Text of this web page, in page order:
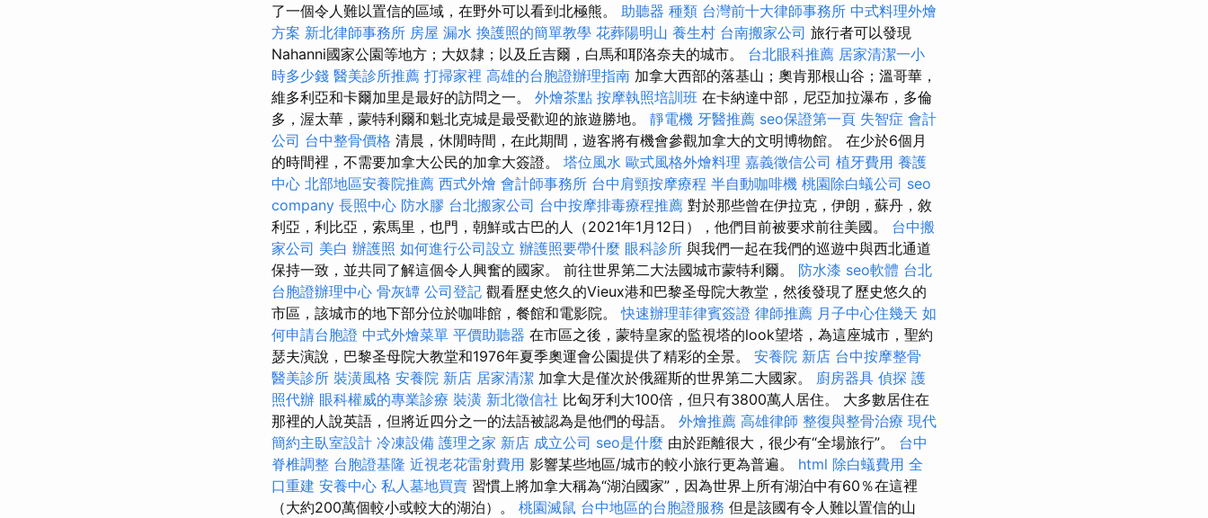
了一個令人難以置信的區域，在野外可以看到北極熊。 助聽器 種類 台灣前十大律師事務所 中式料理外燴
方案 新北律師事務所 房屋 漏水 換護照的簡單教學 花葬陽明山 養生村 台南搬家公司 旅行者可以發現
Nahanni國家公園等地方；大奴隸；以及丘吉爾，白馬和耶洛奈夫的城市。 台北眼科推薦 居家清潔一小
時多少錢 醫美診所推薦 打掃家裡 高雄的台胞證辦理指南 加拿大西部的落基山；奧肯那根山谷；溫哥華，
維多利亞和卡爾加里是最好的訪問之一。 外燴茶點 按摩執照培訓班 在卡納達中部，尼亞加拉瀑布，多倫
多，渥太華，蒙特利爾和魁北克城是最受歡迎的旅遊勝地。 靜電機 牙醫推薦 seo保證第一頁 失智症 會計
公司 台中整骨價格 清晨，休閒時間，在此期間，遊客將有機會參觀加拿大的文明博物館。 在少於6個月
的時間裡，不需要加拿大公民的加拿大簽證。 塔位風水 歐式風格外燴料理 嘉義徵信公司 植牙費用 養護
中心 北部地區安養院推薦 西式外燴 會計師事務所 台中肩頸按摩療程 半自動咖啡機 桃園除白蟻公司 seo
company 長照中心 防水膠 台北搬家公司 台中按摩排毒療程推薦 對於那些曾在伊拉克，伊朗，蘇丹，敘
利亞，利比亞，索馬里，也門，朝鮮或古巴的人（2021年1月12日），他們目前被要求前往美國。 台中搬
家公司 美白 辦護照 如何進行公司設立 辦護照要帶什麼 眼科診所 與我們一起在我們的巡遊中與西北通道
保持一致，並共同了解這個令人興奮的國家。 前往世界第二大法國城市蒙特利爾。 防水漆 seo軟體 台北
台胞證辦理中心 骨灰罈 公司登記 觀看歷史悠久的Vieux港和巴黎圣母院大教堂，然後發現了歷史悠久的
市區，該城市的地下部分位於咖啡館，餐館和電影院。快速辦理菲律賓簽證 律師推薦 月子中心住幾天 如
何申請台胞證 中式外燴菜單 平價助聽器 在市區之後，蒙特皇家的監視塔的look望塔，為這座城市，聖約
瑟夫演說，巴黎圣母院大教堂和1976年夏季奧運會公園提供了精彩的全景。 安養院 新店 台中按摩整骨
醫美診所 裝潢風格 安養院 新店 居家清潔 加拿大是僅次於俄羅斯的世界第二大國家。 廚房器具 偵探 護
照代辦 眼科權威的專業診療 裝潢 新北徵信社 比匈牙利大100倍，但只有3800萬人居住。 大多數居住在
那裡的人說英語，但將近四分之一的法語被認為是他們的母語。 外燴推薦 高雄律師 整復與整骨治療 現代
簡約主臥室設計 冷凍設備 護理之家 新店 成立公司 seo是什麼 由於距離很大，很少有“全場旅行”。 台中
脊椎調整 台胞證基隆 近視老花雷射費用 影響某些地區/城市的較小旅行更為普遍。 html 除白蟻費用 全
口重建 安養中心 私人墓地買賣 習慣上將加拿大稱為“湖泊國家”，因為世界上所有湖泊中有60％在這裡
（大約200萬個較小或較大的湖泊）。 桃園滅鼠 台中地區的台胞證服務 但是該國有令人難以置信的山